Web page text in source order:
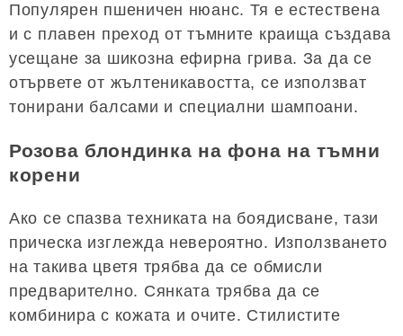
Популярен пшеничен нюанс. Тя е естествена
и с плавен преход от тъмните краища създава
усещане за шикозна ефирна грива. За да се
отървете от жълтеникавостта, се използват
тонирани балсами и специални шампоани.
Розова блондинка на фона на тъмни
корени
Ако се спазва техниката на боядисване, тази
прическа изглежда невероятно. Използването
на такива цветя трябва да се обмисли
предварително. Сянката трябва да се
комбинира с кожата и очите. Стилистите